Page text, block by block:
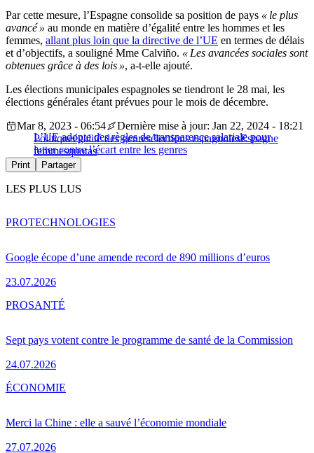
Par cette mesure, l’Espagne consolide sa position de pays « le plus
avancé » au monde en matière d’égalité entre les hommes et les
femmes, allant plus loin que la directive de l’UE en termes de délais
et d’objectifs, a souligné Mme Calviño. « Les avancées sociales sont
obtenues grâce à des lois », a-t-elle ajouté.
Les élections municipales espagnoles se tiendront le 28 mai, les
élections générales étant prévues pour le mois de décembre.
L’UE adopte des règles de transparence salariale pour
lutter contre l’écart entre les genres
Mar 8, 2023 - 06:54
Dernière mise à jour: Jan 22, 2024 - 18:21
Politiqueégalité des genresélections espagnolesEspagne
femmesquotas
Print Partager
LES PLUS LUS
Google écope d’une amende record de 890 millions d’euros
23.07.2026
PROTECHNOLOGIES
Sept pays votent contre le programme de santé de la Commission
24.07.2026
PROSANTÉ
Merci la Chine : elle a sauvé l’économie mondiale
27.07.2026
ÉCONOMIE